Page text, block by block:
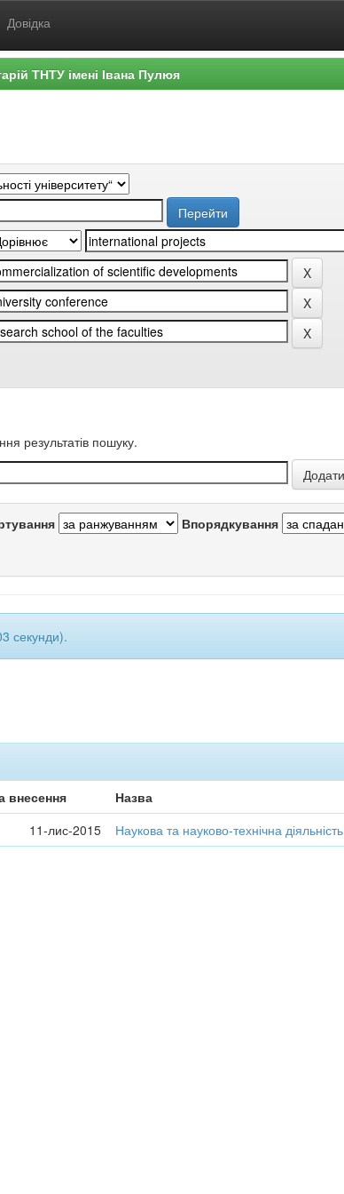
Довідка
ТНТУ імені Івана Пулюя
результатів пошуку.
Впорядкування
секунди).
внесення Назва
11-лис-2015 Наукова та науково-технічна діяльність